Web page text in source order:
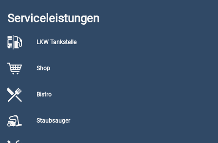
Serviceleistungen
LKW Tankstelle
Shop
Bistro
Staubsauger